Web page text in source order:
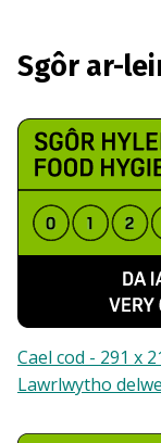
Sgôr ar-
Cael cod - 291 x
Lawrlwytho